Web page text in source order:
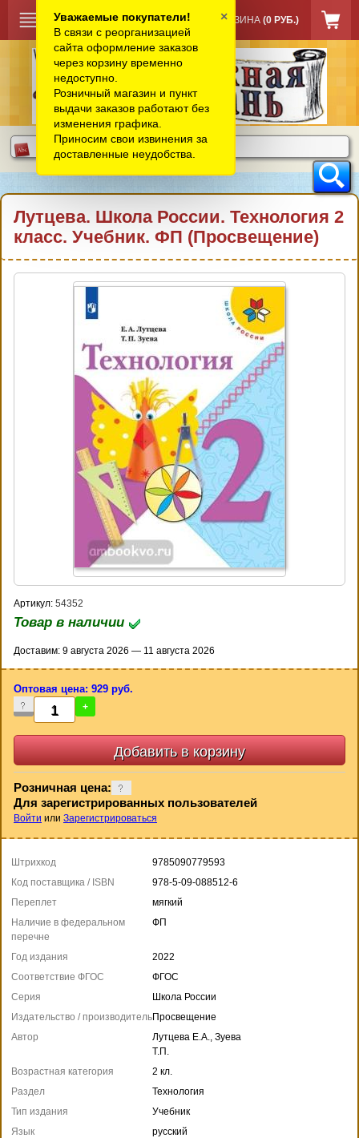
КОРЗИНА (0 РУБ.)
Лутцева. Школа России. Технология 2
класс. Учебник. ФП (Просвещение)
Артикул: 54352
Товар в наличии
Доставим: 9 августа 2026 — 11 августа 2026
Оптовая цена: 929 руб.
- +
Розничная цена:
Для зарегистрированных пользователей
Войти или Зарегистрироваться
Штрихкод
9785090779593
Код поставщика / ISBN
978-5-09-088512-6
Переплет
мягкий
Наличие в федеральном
перечне
ФП
Год издания
2022
Соответствие ФГОС
ФГОС
Серия
Школа России
Издательство / производительПросвещение
Автор
Лутцева Е.А., Зуева
Т.П.
Возрастная категория
2 кл.
Раздел
Технология
Тип издания
Учебник
Язык
русский
Уважаемые покупатели!
В связи с реорганизацией
сайта оформление заказов
через корзину временно
недоступно.
Розничный магазин и пункт
выдачи заказов работают без
изменения графика.
Приносим свои извинения за
доставленные неудобства.
×